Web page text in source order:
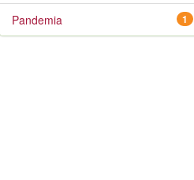
1
Pandemia